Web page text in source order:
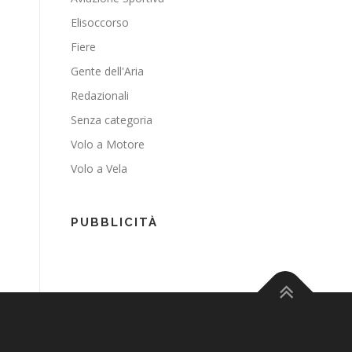
Elisoccorso
Fiere
Gente dell'Aria
Redazionali
Senza categoria
Volo a Motore
Volo a Vela
PUBBLICITÀ